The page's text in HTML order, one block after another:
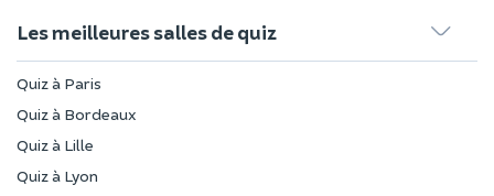
Les meilleures salles de quiz
Quiz à Paris
Quiz à Bordeaux
Quiz à Lille
Quiz à Lyon